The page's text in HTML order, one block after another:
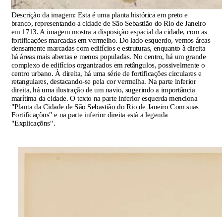
Descrição da imagem: Esta é uma planta histórica em preto e
branco, representando a cidade de São Sebastião do Rio de Janeiro
em 1713. A imagem mostra a disposição espacial da cidade, com as
fortificações marcadas em vermelho. Do lado esquerdo, vemos áreas
densamente marcadas com edifícios e estruturas, enquanto à direita
há áreas mais abertas e menos populadas. No centro, há um grande
complexo de edifícios organizados em retângulos, possivelmente o
centro urbano. À direita, há uma série de fortificações circulares e
retangulares, destacando-se pela cor vermelha. Na parte inferior
direita, há uma ilustração de um navio, sugerindo a importância
marítima da cidade. O texto na parte inferior esquerda menciona
"Planta da Cidade de São Sebastião do Rio de Janeiro Com suas
Fortificaçõns" e na parte inferior direita está a legenda
"Explicaçõns".